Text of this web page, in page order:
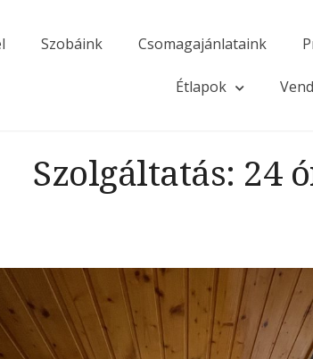
Szobáink Csomagajánlataink
Étlapok
Szolgáltatás: 24